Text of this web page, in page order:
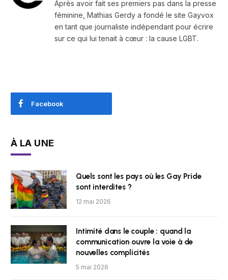
Après avoir fait ses premiers pas dans la presse
féminine, Mathias Gerdy a fondé le site Gayvox
en tant que journaliste indépendant pour écrire
sur ce qui lui tenait à cœur : la cause LGBT.
Facebook
À LA UNE
Quels sont les pays où les Gay Pride
sont interdites ?
12 mai 2026
Intimité dans le couple : quand la
communication ouvre la voie à de
nouvelles complicités
5 mai 2026